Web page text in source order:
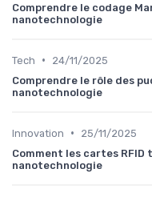
Comprendre le codage
nanotechnologie
Tech •
24/11/2025
Comprendre le rôle des
nanotechnologie
Innovation •
25/11/2025
Comment les cartes
nanotechnologie